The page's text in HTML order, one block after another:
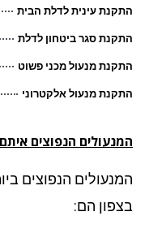
עינית לדלת הבית
סגר ביטחון לדלת
מנעול מכני פשוט
מנעול אלקטרוני
הנפוצים איתם
הנפוצים ביותר
הם: